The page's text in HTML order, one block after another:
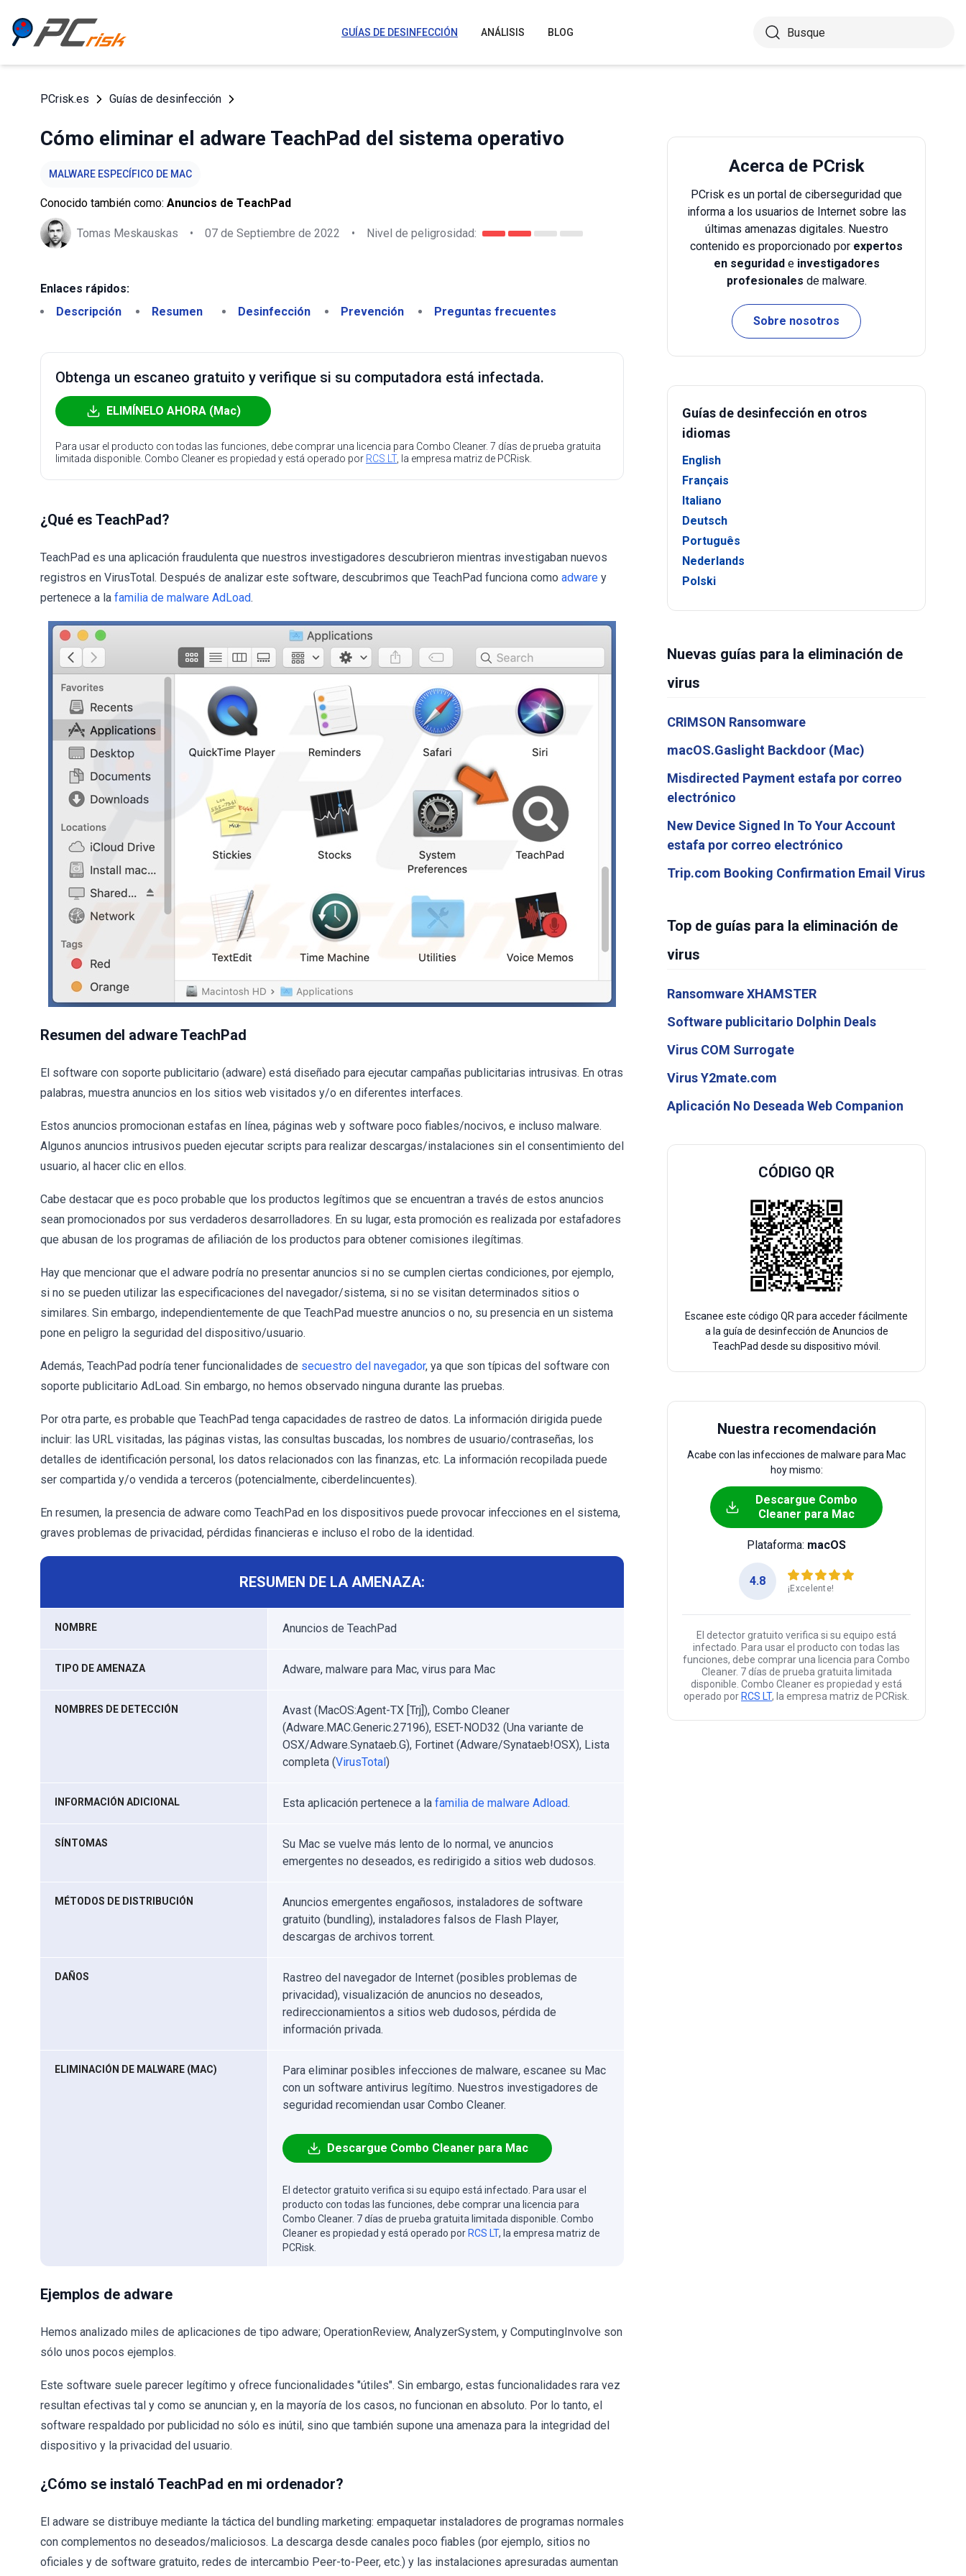
GUÍAS DE DESINFECCIÓN ANÁLISIS BLOG
PCrisk.es Guías de desinfección
Cómo eliminar el adware TeachPad del sistema operativo
MALWARE ESPECÍFICO DE MAC
Conocido también como: Anuncios de TeachPad
Tomas Meskauskas • 07 de Septiembre de 2022 • Nivel de peligrosidad:
Enlaces rápidos:
Descripción
Resumen Desinfección Prevención Preguntas frecuentes
Obtenga un escaneo gratuito y verifique si su computadora está infectada.
ELIMÍNELO AHORA (Mac)
Para usar el producto con todas las funciones, debe comprar una licencia para Combo Cleaner. 7 días de prueba gratuita
limitada disponible. Combo Cleaner es propiedad y está operado por RCS LT, la empresa matriz de PCRisk.
¿Qué es TeachPad?
TeachPad es una aplicación fraudulenta que nuestros investigadores descubrieron mientras investigaban nuevos
registros en VirusTotal. Después de analizar este software, descubrimos que TeachPad funciona como adware y
pertenece a la familia de malware AdLoad.
Resumen del adware TeachPad
El software con soporte publicitario (adware) está diseñado para ejecutar campañas publicitarias intrusivas. En otras
palabras, muestra anuncios en los sitios web visitados y/o en diferentes interfaces.
Estos anuncios promocionan estafas en línea, páginas web y software poco fiables/nocivos, e incluso malware.
Algunos anuncios intrusivos pueden ejecutar scripts para realizar descargas/instalaciones sin el consentimiento del
usuario, al hacer clic en ellos.
Cabe destacar que es poco probable que los productos legítimos que se encuentran a través de estos anuncios
sean promocionados por sus verdaderos desarrolladores. En su lugar, esta promoción es realizada por estafadores
que abusan de los programas de afiliación de los productos para obtener comisiones ilegítimas.
Hay que mencionar que el adware podría no presentar anuncios si no se cumplen ciertas condiciones, por ejemplo,
si no se pueden utilizar las especificaciones del navegador/sistema, si no se visitan determinados sitios o
similares. Sin embargo, independientemente de que TeachPad muestre anuncios o no, su presencia en un sistema
pone en peligro la seguridad del dispositivo/usuario.
Además, TeachPad podría tener funcionalidades de secuestro del navegador, ya que son típicas del software con
soporte publicitario AdLoad. Sin embargo, no hemos observado ninguna durante las pruebas.
Por otra parte, es probable que TeachPad tenga capacidades de rastreo de datos. La información dirigida puede
incluir: las URL visitadas, las páginas vistas, las consultas buscadas, los nombres de usuario/contraseñas, los
detalles de identificación personal, los datos relacionados con las finanzas, etc. La información recopilada puede
ser compartida y/o vendida a terceros (potencialmente, ciberdelincuentes).
En resumen, la presencia de adware como TeachPad en los dispositivos puede provocar infecciones en el sistema,
graves problemas de privacidad, pérdidas financieras e incluso el robo de la identidad.
RESUMEN DE LA AMENAZA:
NOMBRE Anuncios de TeachPad
TIPO DE AMENAZA Adware, malware para Mac, virus para Mac
NOMBRES DE DETECCIÓN
Avast (MacOS:Agent-TX [Trj]), Combo Cleaner
(Adware.MAC.Generic.27196), ESET-NOD32 (Una variante de
OSX/Adware.Synataeb.G), Fortinet (Adware/Synataeb!OSX), Lista
completa (VirusTotal)
INFORMACIÓN ADICIONAL Esta aplicación pertenece a la familia de malware Adload.
SÍNTOMAS
Su Mac se vuelve más lento de lo normal, ve anuncios
emergentes no deseados, es redirigido a sitios web dudosos.
MÉTODOS DE DISTRIBUCIÓN
Anuncios emergentes engañosos, instaladores de software
gratuito (bundling), instaladores falsos de Flash Player,
descargas de archivos torrent.
DAÑOS
Rastreo del navegador de Internet (posibles problemas de
privacidad), visualización de anuncios no deseados,
redireccionamientos a sitios web dudosos, pérdida de
información privada.
ELIMINACIÓN DE MALWARE (MAC)
Para eliminar posibles infecciones de malware, escanee su Mac
con un software antivirus legítimo. Nuestros investigadores de
seguridad recomiendan usar Combo Cleaner.
Descargue Combo Cleaner para Mac
El detector gratuito verifica si su equipo está infectado. Para usar el
producto con todas las funciones, debe comprar una licencia para
Combo Cleaner. 7 días de prueba gratuita limitada disponible. Combo
Cleaner es propiedad y está operado por RCS LT, la empresa matriz de
PCRisk.
Ejemplos de adware
Hemos analizado miles de aplicaciones de tipo adware; OperationReview, AnalyzerSystem, y ComputingInvolve son
sólo unos pocos ejemplos.
Este software suele parecer legítimo y ofrece funcionalidades "útiles". Sin embargo, estas funcionalidades rara vez
resultan efectivas tal y como se anuncian y, en la mayoría de los casos, no funcionan en absoluto. Por lo tanto, el
software respaldado por publicidad no sólo es inútil, sino que también supone una amenaza para la integridad del
dispositivo y la privacidad del usuario.
¿Cómo se instaló TeachPad en mi ordenador?
El adware se distribuye mediante la táctica del bundling marketing: empaquetar instaladores de programas normales
con complementos no deseados/maliciosos. La descarga desde canales poco fiables (por ejemplo, sitios no
oficiales y de software gratuito, redes de intercambio Peer-to-Peer, etc.) y las instalaciones apresuradas aumentan
Acerca de PCrisk
PCrisk es un portal de ciberseguridad que
informa a los usuarios de Internet sobre las
últimas amenazas digitales. Nuestro
contenido es proporcionado por expertos
en seguridade investigadores
profesionales de malware.
Sobre nosotros
Guías de desinfección en otros
idiomas
English
Français
Italiano
Deutsch
Português
Nederlands
Polski
Nuevas guías para la eliminación de
virus
CRIMSON Ransomware
macOS.Gaslight Backdoor (Mac)
Misdirected Payment estafa por correo
electrónico
New Device Signed In To Your Account
estafa por correo electrónico
Trip.com Booking Confirmation Email Virus
Top de guías para la eliminación de
virus
Ransomware XHAMSTER
Software publicitario Dolphin Deals
Virus COM Surrogate
Virus Y2mate.com
Aplicación No Deseada Web Companion
CÓDIGO QR
Escanee este código QR para acceder fácilmente
a la guía de desinfección de Anuncios de
TeachPad desde su dispositivo móvil.
Nuestra recomendación
Acabe con las infecciones de malware para Mac
hoy mismo:
Descargue Combo
Cleaner para Mac
Plataforma: macOS
4.8
¡Excelente!
El detector gratuito verifica si su equipo está
infectado. Para usar el producto con todas las
funciones, debe comprar una licencia para Combo
Cleaner. 7 días de prueba gratuita limitada
disponible. Combo Cleaner es propiedad y está
operado por RCS LT, la empresa matriz de PCRisk.